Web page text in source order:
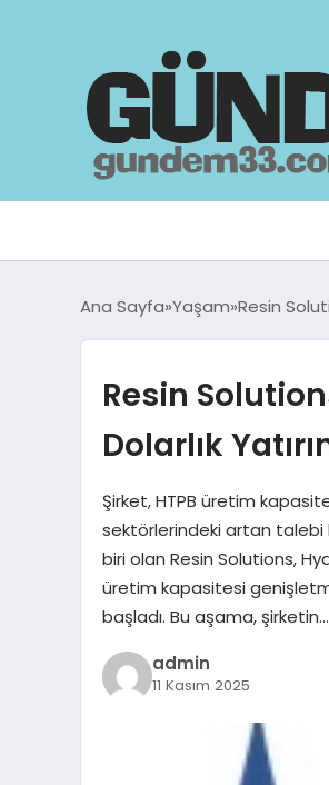
Ana Sayfa Yaşam Resin
Resin
Dolarlık
Şirket, HTPB üretim
sektörlerindeki artan talebi
biri olan Resin Solutions,
üretim kapasitesi
başladı. Bu aşama, şirketin…
admin
11 Kasım 2025